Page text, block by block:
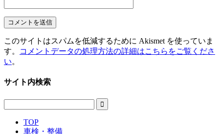
このサイトはスパムを低減するために Akismet を使っていま
す。
コメントデータの処理方法の詳細はこちらをご覧くださ
い。
サイト内検索

TOP
車検・整備